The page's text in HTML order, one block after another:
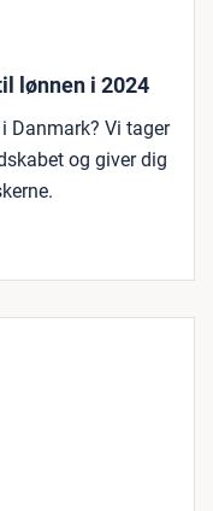
lønnen i 2024
Danmark? Vi tager
og giver dig